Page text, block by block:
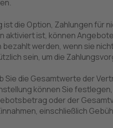
ist die Option, Zahlungen für
aktiviert ist, können
werden, wenn sie
sein, um die
Sie die Gesamtwerte der
können Sie
oder der
einschließlich